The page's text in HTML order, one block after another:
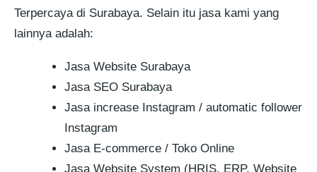
Terpercaya di Surabaya. Selain itu jasa kami yang
lainnya adalah:
Jasa Website Surabaya
Jasa SEO Surabaya
Jasa increase Instagram / automatic follower
Instagram
Jasa E-commerce / Toko Online
Jasa Website System (HRIS, ERP, Website